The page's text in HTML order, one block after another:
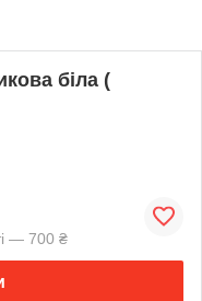
біла (
— 700 ₴